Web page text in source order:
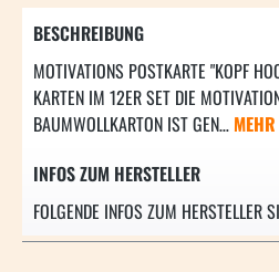
BESCHREIBUNG
MOTIVATIONS POSTKARTE "KOPF
KARTEN IM 12ER SET DIE
BAUMWOLLKARTON IST GEN… MEHR
INFOS ZUM HERSTELLER
FOLGENDE INFOS ZUM HERSTELLER